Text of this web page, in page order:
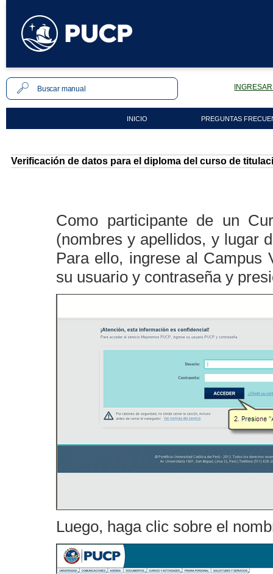
INICIO PREGUNTAS
Verificación de datos para el diploma del curso de
Como participante de un
(nombres y apellidos, y lugar
Para ello, ingrese al
su usuario y contraseña y
Luego, haga clic sobre el